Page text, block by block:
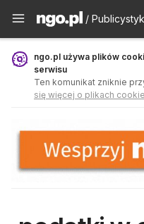
Publicystyka -
/
ngo.pl używa plików
serwisu
Ten komunikat zniknie
się więcej o plikach